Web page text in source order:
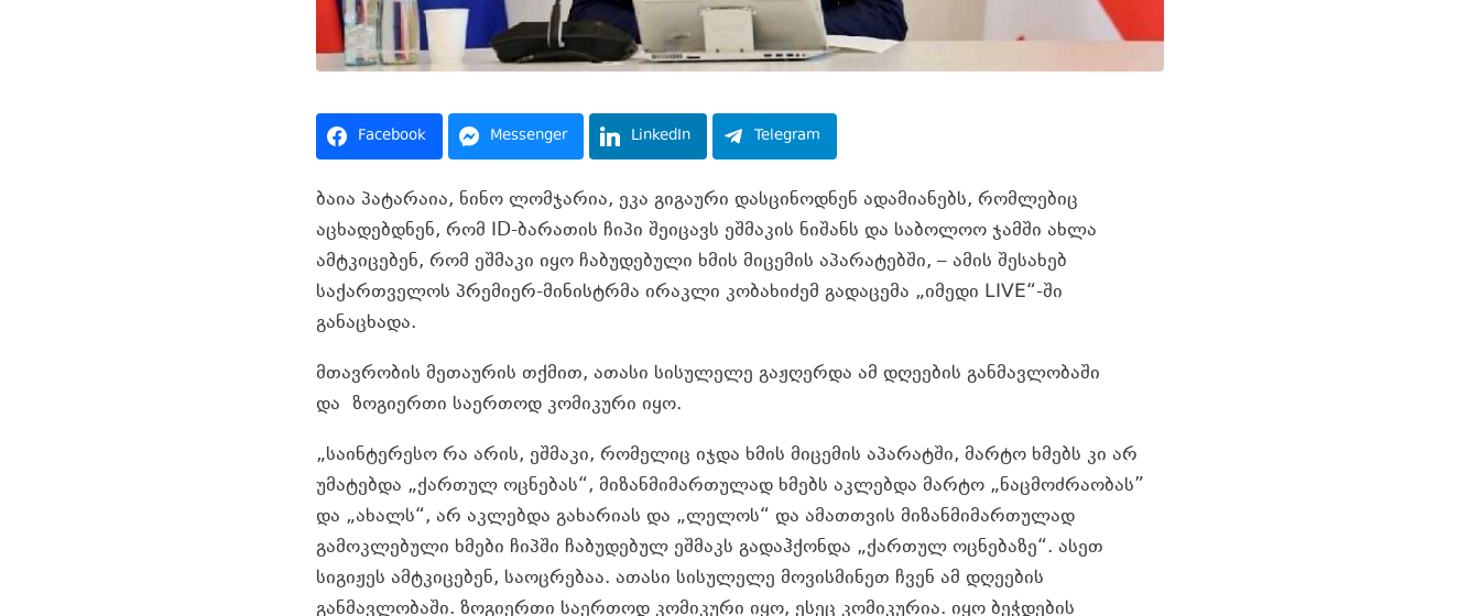
Facebook Messenger LinkedIn Telegram
ბაია პატარაია, ნინო ლომჯარია, ეკა გიგაური დასცინოდნენ ადამიანებს, რომლებიც
აცხადებდნენ, რომ ID-ბარათის ჩიპი შეიცავს ეშმაკის ნიშანს და საბოლოო ჯამში ახლა
ამტკიცებენ, რომ ეშმაკი იყო ჩაბუდებული ხმის მიცემის აპარატებში, – ამის შესახებ
საქართველოს პრემიერ-მინისტრმა ირაკლი კობახიძემ გადაცემა „იმედი LIVE“-ში
განაცხადა.
მთავრობის მეთაურის თქმით, ათასი სისულელე გაჟღერდა ამ დღეების განმავლობაში
და ზოგიერთი საერთოდ კომიკური იყო.
„საინტერესო რა არის, ეშმაკი, რომელიც იჯდა ხმის მიცემის აპარატში, მარტო ხმებს კი არ
უმატებდა „ქართულ ოცნებას“, მიზანმიმართულად ხმებს აკლებდა მარტო „ნაცმოძრაობას”
და „ახალს“, არ აკლებდა გახარიას და „ლელოს“ და ამათთვის მიზანმიმართულად
გამოკლებული ხმები ჩიპში ჩაბუდებულ ეშმაკს გადაჰქონდა „ქართულ ოცნებაზე“. ასეთ
სიგიჟეს ამტკიცებენ, საოცრებაა. ათასი სისულელე მოვისმინეთ ჩვენ ამ დღეების
განმავლობაში. ზოგიერთი საერთოდ კომიკური იყო, ესეც კომიკურია. იყო ბეჭდების